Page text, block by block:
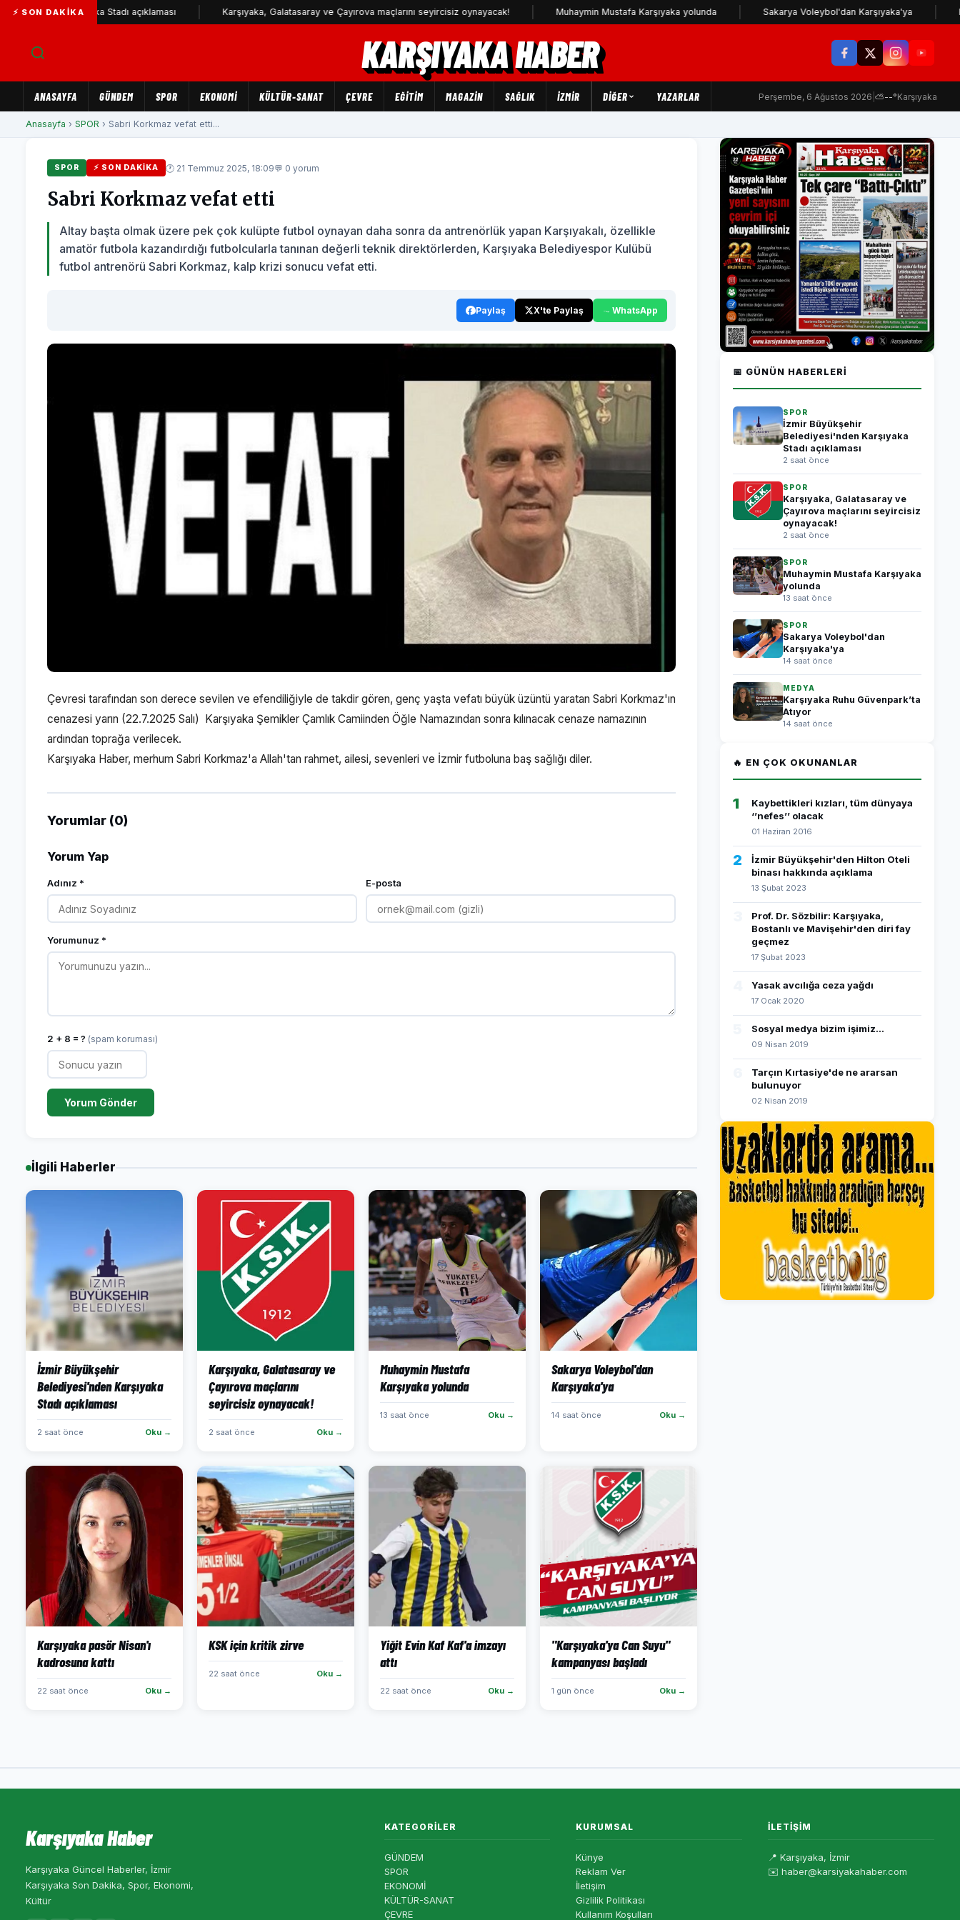
⚡ SON DAKIKA
Karşıyaka Stadı açıklaması Karşıyaka, Galatasaray ve Çayırova maçlarını seyircisiz oynayacak! Muhaymin Mustafa Karşıyaka yolunda Sakarya Voleybol'dan Karşıyaka'ya
KARŞIYAKA HABER
ANASAYFA GÜNDEM SPOR EKONOMİ KÜLTÜR-SANAT ÇEVRE EĞİTİM MAGAZİN SAĞLIK İZMİR DIĞER YAZARLAR Perşembe, 6 Ağustos 2026 ⛅--°Karşıyaka
Anasayfa › SPOR › Sabri Korkmaz vefat etti...
SPOR ⚡ SON DAKIKA 🕐 21 Temmuz 2025, 18:09💬 0 yorum
Sabri Korkmaz vefat etti
Altay başta olmak üzere pek çok kulüpte futbol oynayan daha sonra da antrenörlük yapan Karşıyakalı, özellikle
amatör futbola kazandırdığı futbolcularla tanınan değerli teknik direktörlerden, Karşıyaka Belediyespor Kulübü
futbol antrenörü Sabri Korkmaz, kalp krizi sonucu vefat etti.
Paylaş X'te Paylaş WhatsApp
Çevresi tarafından son derece sevilen ve efendiliğiyle de takdir gören, genç yaşta vefatı büyük üzüntü yaratan Sabri Korkmaz'ın
cenazesi yarın (22.7.2025 Salı) Karşıyaka Şemikler Çamlık Camiinden Öğle Namazından sonra kılınacak cenaze namazının
ardından toprağa verilecek.
Karşıyaka Haber, merhum Sabri Korkmaz'a Allah'tan rahmet, ailesi, sevenleri ve İzmir futboluna baş sağlığı diler.
Yorumlar (0)
Yorum Yap
Adınız * E-posta
Yorumunuz *
2 + 8 = ? (spam koruması)
Yorum Gönder
İlgili Haberler
İzmir Büyükşehir
Belediyesi'nden Karşıyaka
Stadı açıklaması
2 saat önce Oku →
Karşıyaka, Galatasaray ve
Çayırova maçlarını
seyircisiz oynayacak!
2 saat önce Oku →
Muhaymin Mustafa
Karşıyaka yolunda
13 saat önce Oku →
Sakarya Voleybol'dan
Karşıyaka'ya
14 saat önce Oku →
Karşıyaka pasör Nisan'ı
kadrosuna kattı
22 saat önce Oku →
KSK için kritik zirve
22 saat önce Oku →
Yiğit Evin Kaf Kaf'a imzayı
attı
22 saat önce Oku →
"Karşıyaka'ya Can Suyu"
kampanyası başladı
1 gün önce Oku →
📅 GÜNÜN HABERLERI
SPOR
İzmir Büyükşehir
Belediyesi'nden Karşıyaka
Stadı açıklaması
2 saat önce
SPOR
Karşıyaka, Galatasaray ve
Çayırova maçlarını seyircisiz
oynayacak!
2 saat önce
SPOR
Muhaymin Mustafa Karşıyaka
yolunda
13 saat önce
SPOR
Sakarya Voleybol'dan
Karşıyaka'ya
14 saat önce
MEDYA
Karşıyaka Ruhu Güvenpark’ta
Atıyor
14 saat önce
🔥 EN ÇOK OKUNANLAR
1
Kaybettikleri kızları, tüm dünyaya
‘’nefes’’ olacak
01 Haziran 2016
2
İzmir Büyükşehir'den Hilton Oteli
binası hakkında açıklama
13 Şubat 2023
Prof. Dr. Sözbilir: Karşıyaka,
Bostanlı ve Mavişehir'den diri fay
geçmez
17 Şubat 2023
Yasak avcılığa ceza yağdı
17 Ocak 2020
Sosyal medya bizim işimiz...
09 Nisan 2019
Tarçın Kırtasiye'de ne ararsan
bulunuyor
02 Nisan 2019
Karşıyaka Haber
Karşıyaka Güncel Haberler, İzmir
Karşıyaka Son Dakika, Spor, Ekonomi,
Kültür
KATEGORILER
GÜNDEM
SPOR
EKONOMİ
KÜLTÜR-SANAT
ÇEVRE
KURUMSAL
Künye
Reklam Ver
İletişim
Gizlilik Politikası
Kullanım Koşulları
İLETIŞIM
📍 Karşıyaka, İzmir
✉️ haber@karsiyakahaber.com